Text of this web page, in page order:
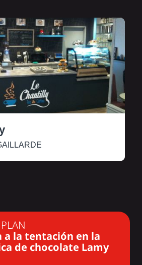
a la tentación en la
de chocolate Lamy